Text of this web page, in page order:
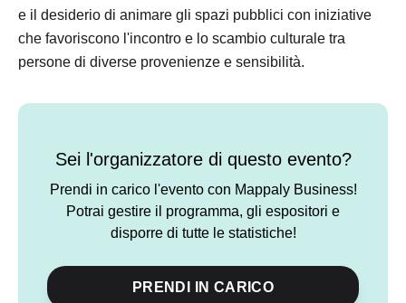
e il desiderio di animare gli spazi pubblici con iniziative
che favoriscono l'incontro e lo scambio culturale tra
persone di diverse provenienze e sensibilità.
Sei l'organizzatore di questo evento?
Prendi in carico l'evento con Mappaly Business!
Potrai gestire il programma, gli espositori e
disporre di tutte le statistiche!
PRENDI IN CARICO